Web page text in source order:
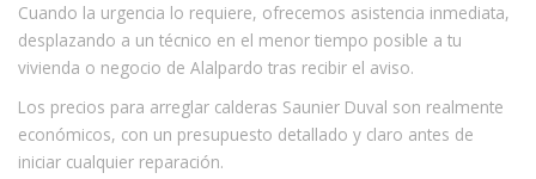
Cuando la urgencia lo requiere, ofrecemos asistencia inmediata,
desplazando a un técnico en el menor tiempo posible a tu
vivienda o negocio de Alalpardo tras recibir el aviso.
Los precios para arreglar calderas Saunier Duval son realmente
económicos, con un presupuesto detallado y claro antes de
iniciar cualquier reparación.